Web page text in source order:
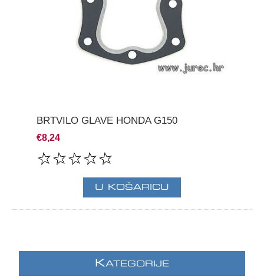
BRTVILO GLAVE HONDA G150
€8,24
KATEGORIJE